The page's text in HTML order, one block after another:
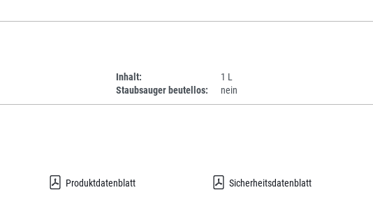
Inhalt:
1 L
Staubsauger beutellos: nein
Produktdatenblatt Sicherheitsdatenblatt